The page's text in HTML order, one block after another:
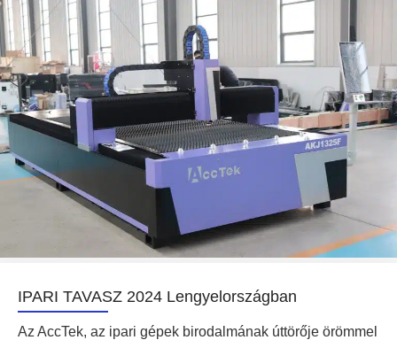
IPARI TAVASZ 2024 Lengyelországban
Az AccTek, az ipari gépek birodalmának úttörője örömmel